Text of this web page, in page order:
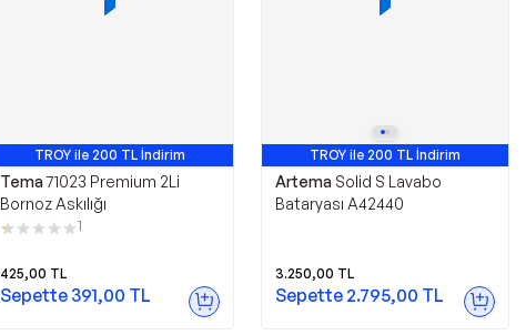
TROY ile 200 TL İndirim
Tema71023 Premium 2Li
Bornoz Askılığı
1
425,00 TL
Sepette 391,00 TL
TROY ile 200 TL İndirim
Artema Solid S Lavabo
Bataryası A42440
3.250,00 TL
Sepette 2.795,00 TL